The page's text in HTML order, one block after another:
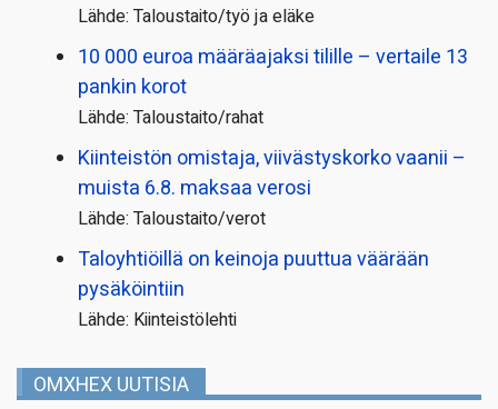
Lähde: Taloustaito/työ ja eläke
10 000 euroa määräajaksi tilille – vertaile 13
pankin korot
Lähde: Taloustaito/rahat
Kiinteistön omistaja, viivästyskorko vaanii –
muista 6.8. maksaa verosi
Lähde: Taloustaito/verot
Taloyhtiöillä on keinoja puuttua väärään
pysäköintiin
Lähde: Kiinteistölehti
OMXHEX UUTISIA